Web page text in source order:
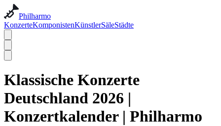
Philharmo
KonzerteKomponistenKünstlerSäleStädte
Klassische Konzerte
Deutschland 2026 |
Konzertkalender | Philharmo